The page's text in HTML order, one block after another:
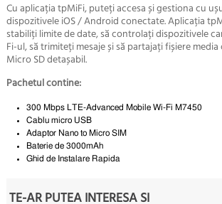
Cu aplicația tpMiFi, puteți accesa și gestiona cu
dispozitivele iOS / Android conectate.Aplicația
stabiliți limite de date, să controlați dispozitivele
Fi-ul, să trimiteți mesaje și să partajați fișiere
Micro SD detașabil.
Pachetul contine:
300 Mbps LTE-Advanced Mobile Wi-Fi M7450
Cablu micro USB
Adaptor Nano to Micro SIM
Baterie de 3000mAh
Ghid de Instalare Rapida
TE-AR PUTEA INTERESA SI